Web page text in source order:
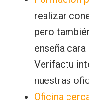
realizar
pero
enseña
Verifactu
nuestras
Oficina